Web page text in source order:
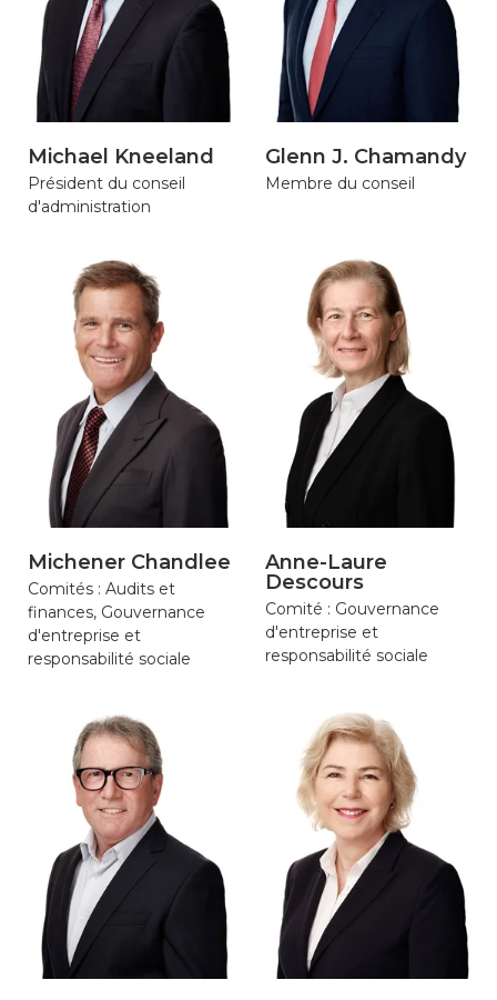
Contact
Page d’accueil de Gildan et
HanesBrands
Michael Kneeland
Président du conseil
d'administration
Glenn J. Chamandy
Membre du conseil
Michener Chandlee
Comités : Audits et
finances, Gouvernance
d'entreprise et
responsabilité sociale
Anne-Laure
Descours
Comité : Gouvernance
d'entreprise et
responsabilité sociale